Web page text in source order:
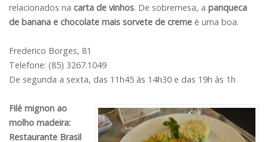
relacionados na carta de vinhos. De sobremesa, a panqueca
de banana e chocolate mais sorvete de creme é uma boa.
Frederico Borges, 81
Telefone: (85) 3267.1049
De segunda a sexta, das 11h45 às 14h30 e das 19h às 1h
Filé mignon ao
molho madeira:
Restaurante Brasil